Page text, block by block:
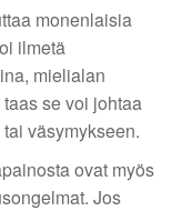
monenlaisia
ilmetä
mielialan
se voi johtaa
väsymykseen.
ovat myös
Jos